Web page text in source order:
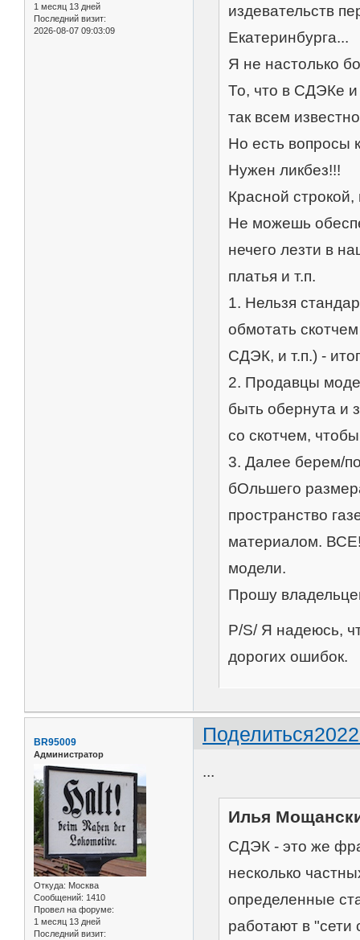
1 месяц 13 дней
Последний визит:
2026-08-07 09:03:09
издевательств
Екатеринбурга...
Я не настолько
То, что в СДЭКе и
так всем
Но есть вопросы
Нужен ликбез!!!
Красной
Не можешь
нечего лезти в
платья и т.п.
1. Нельзя
обмотать
СДЭК, и т.п.) -
2. Продавцы
быть обернута и
со скотчем,
3. Далее берем/
бОльшего
пространство
материалом.
модели.
Прошу
P/S/ Я надеюсь,
дорогих ошибок.
Поделиться
BR95009
Администратор
Откуда: Москва
Сообщений: 1410
Провел на форуме:
1 месяц 13 дней
Последний визит:
...
Илья
СДЭК - это же
несколько
определенные
работают в "сети